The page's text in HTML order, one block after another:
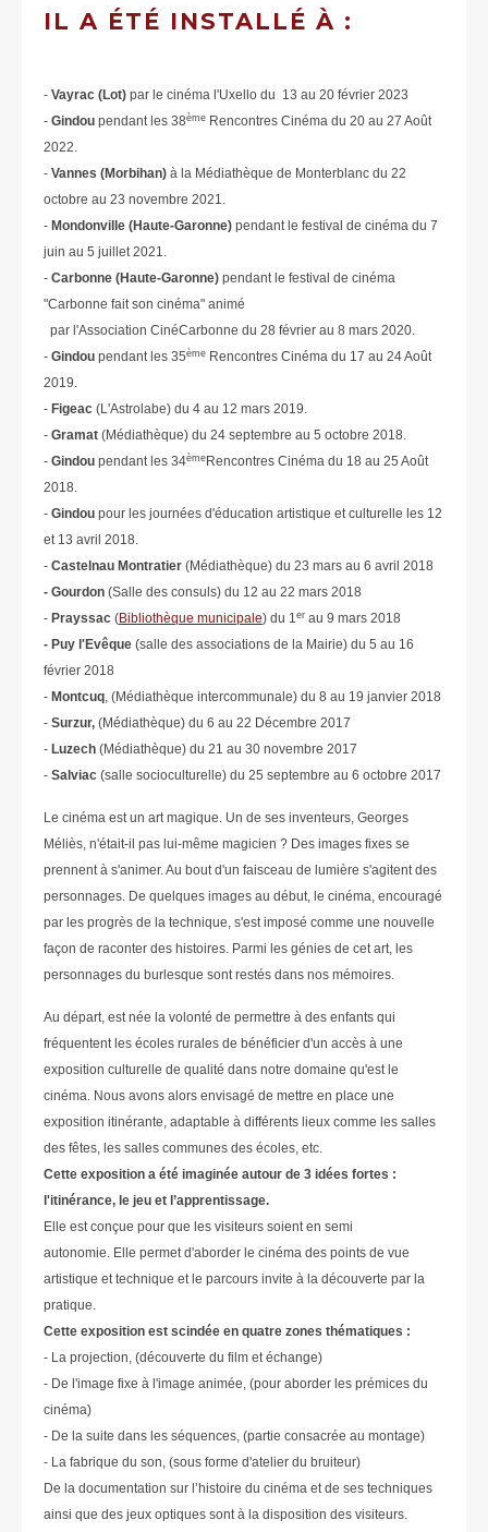
IL A ÉTÉ INSTALLÉ À :
- Vayrac (Lot) par le cinéma l'Uxello du 13 au 20 février 2023
- Gindou pendant les 38ème Rencontres Cinéma du 20 au 27 Août
2022.
- Vannes (Morbihan) à la Médiathèque de Monterblanc du 22
octobre au 23 novembre 2021.
- Mondonville (Haute-Garonne) pendant le festival de cinéma du 7
juin au 5 juillet 2021.
- Carbonne (Haute-Garonne) pendant le festival de cinéma
"Carbonne fait son cinéma" animé
par l'Association CinéCarbonne du 28 février au 8 mars 2020.
- Gindou pendant les 35ème Rencontres Cinéma du 17 au 24 Août
2019.
- Figeac (L'Astrolabe) du 4 au 12 mars 2019.
- Gramat (Médiathèque) du 24 septembre au 5 octobre 2018.
- Gindou pendant les 34ème Rencontres Cinéma du 18 au 25 Août
2018.
- Gindou pour les journées d'éducation artistique et culturelle les 12
et 13 avril 2018.
- Castelnau Montratier (Médiathèque) du 23 mars au 6 avril 2018
- Gourdon (Salle des consuls) du 12 au 22 mars 2018
- Prayssac (Bibliothèque municipale) du 1er au 9 mars 2018
- Puy l'Evêque (salle des associations de la Mairie) du 5 au 16
février 2018
- Montcuq, (Médiathèque intercommunale) du 8 au 19 janvier 2018
- Surzur, (Médiathèque) du 6 au 22 Décembre 2017
- Luzech (Médiathèque) du 21 au 30 novembre 2017
- Salviac (salle socioculturelle) du 25 septembre au 6 octobre 2017
Le cinéma est un art magique. Un de ses inventeurs, Georges
Méliès, n'était-il pas lui-même magicien ? Des images fixes se
prennent à s'animer. Au bout d'un faisceau de lumière s'agitent des
personnages. De quelques images au début, le cinéma, encouragé
par les progrès de la technique, s'est imposé comme une nouvelle
façon de raconter des histoires. Parmi les génies de cet art, les
personnages du burlesque sont restés dans nos mémoires.
Au départ, est née la volonté de permettre à des enfants qui
fréquentent les écoles rurales de bénéficier d'un accès à une
exposition culturelle de qualité dans notre domaine qu'est le
cinéma. Nous avons alors envisagé de mettre en place une
exposition itinérante, adaptable à différents lieux comme les salles
des fêtes, les salles communes des écoles, etc.
Cette exposition a été imaginée autour de 3 idées fortes :
l'itinérance, le jeu et l’apprentissage.
Elle est conçue pour que les visiteurs soient en semi
autonomie. Elle permet d'aborder le cinéma des points de vue
artistique et technique et le parcours invite à la découverte par la
pratique.
Cette exposition est scindée en quatre zones thématiques :
- La projection, (découverte du film et échange)
- De l'image fixe à l'image animée, (pour aborder les prémices du
cinéma)
- De la suite dans les séquences, (partie consacrée au montage)
- La fabrique du son, (sous forme d'atelier du bruiteur)
De la documentation sur l’histoire du cinéma et de ses techniques
ainsi que des jeux optiques sont à la disposition des visiteurs.